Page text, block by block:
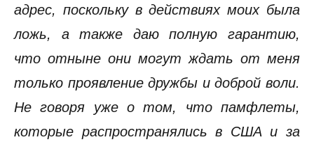
адрес, поскольку в действиях моих была
ложь, а также даю полную гарантию,
что отныне они могут ждать от меня
только проявление дружбы и доброй воли.
Не говоря уже о том, что памфлеты,
которые распространялись в США и за